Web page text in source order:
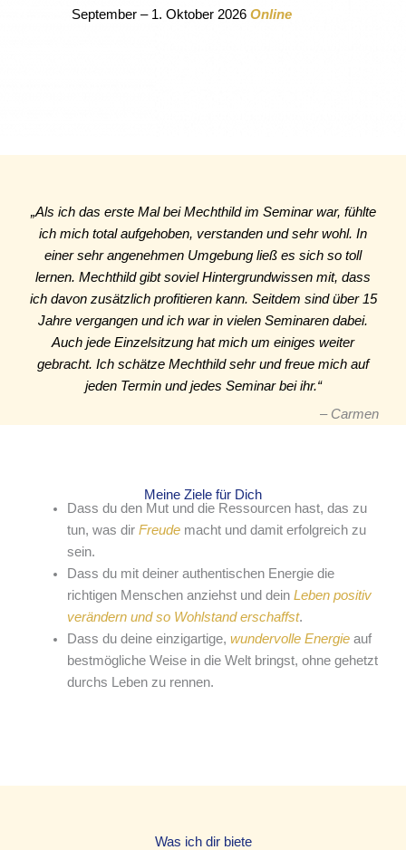
September – 1. Oktober 2026 Online
„Als ich das erste Mal bei Mechthild im Seminar war, fühlte
ich mich total aufgehoben, verstanden und sehr wohl. In
einer sehr angenehmen Umgebung ließ es sich so toll
lernen. Mechthild gibt soviel Hintergrundwissen mit, dass
ich davon zusätzlich profitieren kann. Seitdem sind über 15
Jahre vergangen und ich war in vielen Seminaren dabei.
Auch jede Einzelsitzung hat mich um einiges weiter
gebracht. Ich schätze Mechthild sehr und freue mich auf
jeden Termin und jedes Seminar bei ihr.“
– Carmen
Meine Ziele für Dich
Dass du den Mut und die Ressourcen hast, das zu
tun, was dir Freudemacht und damit erfolgreich zu
sein.
Dass du mit deiner authentischen Energie die
richtigen Menschen anziehst und dein Leben positiv
verändern und so Wohlstand erschaffst.
Dass du deine einzigartige, wundervolle Energie auf
bestmögliche Weise in die Welt bringst, ohne gehetzt
durchs Leben zu rennen.
Was ich dir biete